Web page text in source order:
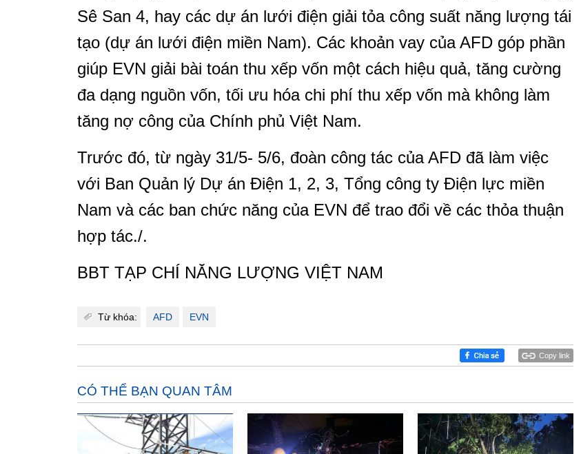
Sê San 4, hay các dự án lưới điện giải tỏa công suất năng lượng tái
tạo (dự án lưới điện miền Nam). Các khoản vay của AFD góp phần
giúp EVN giải bài toán thu xếp vốn một cách hiệu quả, tăng cường
đa dạng nguồn vốn, tối ưu hóa chi phí thu xếp vốn mà không làm
tăng nợ công của Chính phủ Việt Nam.
Trước đó, từ ngày 31/5- 5/6, đoàn công tác của AFD đã làm việc
với Ban Quản lý Dự án Điện 1, 2, 3, Tổng công ty Điện lực miền
Nam và các ban chức năng của EVN để trao đổi về các thỏa thuận
hợp tác./.
BBT TẠP CHÍ NĂNG LƯỢNG VIỆT NAM
Từ khóa: AFD EVN
Copy link
CÓ THỂ BẠN QUAN TÂM